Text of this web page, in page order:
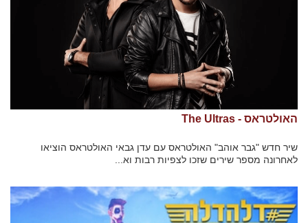
האולטראס - The Ultras
שיר חדש "גבר אוהב" האולטראס עם עדן גבאי האולטראס הוציאו
לאחרונה מספר שירים שזכו לצפיות רבות וא...